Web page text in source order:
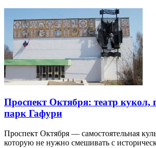
Проспект Октября: театр кукол,
парк Гафури
Проспект Октября — самостоятельная
которую не нужно смешивать с